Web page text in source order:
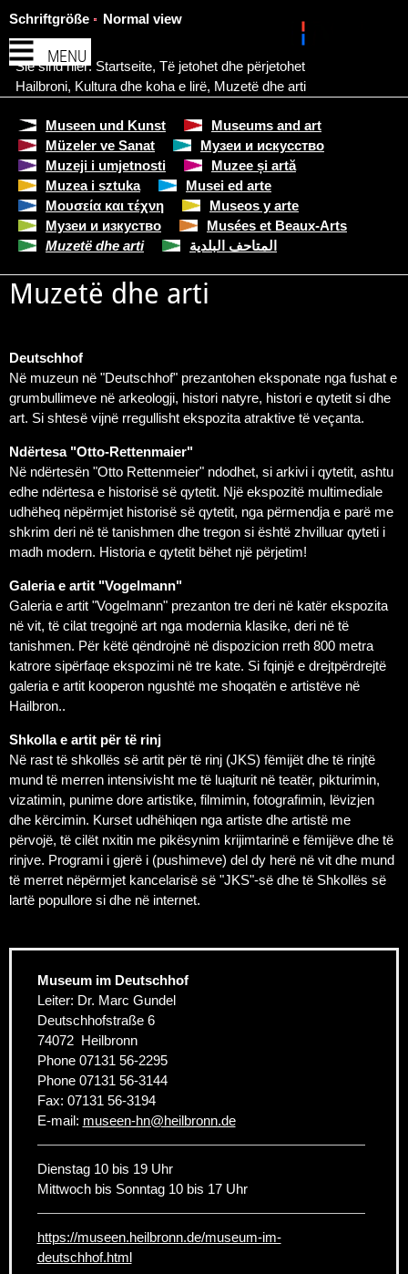
MENU
Schriftgröße Normal view
Sie sind hier: Startseite, Të jetohet dhe përjetohet
Hailbroni, Kultura dhe koha e lirë, Muzetë dhe arti
Museen und Kunst
Museums and art
Müzeler ve Sanat
Музеи и искусство
Muzeji i umjetnosti
Muzee și artă
Muzea i sztuka
Musei ed arte
Μουσεία και τέχνη
Museos y arte
Музеи и изкуство
Musées et Beaux-Arts
Muzetë dhe arti
المتاحف البلدية
Muzetë dhe arti
Deutschhof
Në muzeun në "Deutschhof" prezantohen eksponate nga fushat e
grumbullimeve në arkeologji, histori natyre, histori e qytetit si dhe
art. Si shtesë vijnë rregullisht ekspozita atraktive të veçanta.
Ndërtesa "Otto-Rettenmaier"
Në ndërtesën "Otto Rettenmeier" ndodhet, si arkivi i qytetit, ashtu
edhe ndërtesa e historisë së qytetit. Një ekspozitë multimediale
udhëheq nëpërmjet historisë së qytetit, nga përmendja e parë me
shkrim deri në të tanishmen dhe tregon si është zhvilluar qyteti i
madh modern. Historia e qytetit bëhet një përjetim!
Galeria e artit "Vogelmann"
Galeria e artit "Vogelmann" prezanton tre deri në katër ekspozita
në vit, të cilat tregojnë art nga modernia klasike, deri në të
tanishmen. Për këtë qëndrojnë në dispozicion rreth 800 metra
katrore sipërfaqe ekspozimi në tre kate. Si fqinjë e drejtpërdrejtë
galeria e artit kooperon ngushtë me shoqatën e artistëve në
Hailbron..
Shkolla e artit për të rinj
Në rast të shkollës së artit për të rinj (JKS) fëmijët dhe të rinjtë
mund të merren intensivisht me të luajturit në teatër, pikturimin,
vizatimin, punime dore artistike, filmimin, fotografimin, lëvizjen
dhe kërcimin. Kurset udhëhiqen nga artiste dhe artistë me
përvojë, të cilët nxitin me pikësynim krijimtarinë e fëmijëve dhe të
rinjve. Programi i gjerë i (pushimeve) del dy herë në vit dhe mund
të merret nëpërmjet kancelarisë së "JKS"-së dhe të Shkollës së
lartë popullore si dhe në internet.
Museum im Deutschhof
Leiter: Dr. Marc Gundel
Deutschhofstraße 6
74072 Heilbronn
Phone 07131 56-2295
Phone 07131 56-3144
Fax: 07131 56-3194
E-mail: museen-hn@heilbronn.de
Dienstag 10 bis 19 Uhr
Mittwoch bis Sonntag 10 bis 17 Uhr
https://museen.heilbronn.de/museum-im-
deutschhof.html